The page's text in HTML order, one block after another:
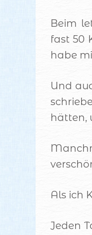
Beim
fast 50
habe
Und
hätten,
Als ich
Jeden